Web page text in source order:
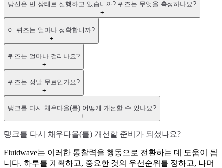
당신은 빈 상태로 실행하고 있습니까? 퀴즈는 무엇을 측정하나요?
+
이 퀴즈는 얼마나 정확합니까?
+
퀴즈는 얼마나 걸리나요?
+
퀴즈는 정말 무료인가요?
+
탱크를 다시 채우다을(를) 어떻게 개선할 수 있나요?
+
탱크를 다시 채우다을(를) 개선할 준비가 되셨나요?
Fluidwave는 이러한 통찰력을 행동으로 전환하는 데 도움이 됩
니다. 하루를 계획하고, 중요한 것의 우선순위를 정하고, 나머